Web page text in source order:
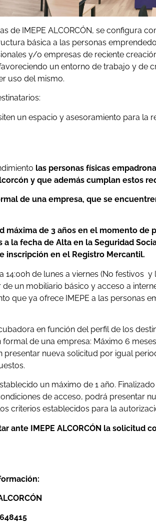
de IMEPE ALCORCÓN, se configura
básica a las personas
y/o empresas de reciente
un entorno de trabajo y de
uso del mismo.
un espacio y asesoramiento para la
las personas físicas
y que además cumplan estos
de una empresa, que se
máxima de 3 años en el momento de
la fecha de Alta en la Seguridad
inscripción en el Registro Mercantil.
de lunes a viernes (No festivos
un mobiliario básico y acceso a
que ya ofrece IMEPE a las personas
en función del perfil de los
de una empresa: Máximo 6
nueva solicitud por igual
un máximo de 1 año.
de acceso, podrá presentar
criterios establecidos para la
ante IMEPE ALCORCÓN la solicitud